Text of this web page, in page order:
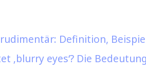
Definition,
‚blurry eyes‘? Die